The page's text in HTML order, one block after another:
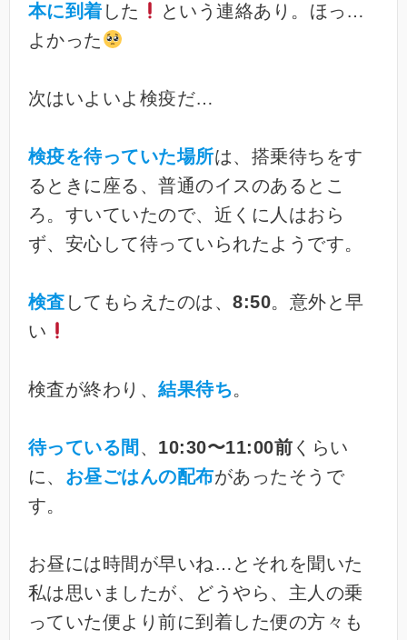
本に到着 した
という連絡あり。ほっ…
よかった
次はいよいよ検疫だ…
検疫を待っていた場所は、搭乗待ちをす
るときに座る、普通のイスのあるとこ
ろ。すいていたので、近くに人はおら
ず、安心して待っていられたようです。
検査 してもらえたのは、8:50。意外と早
い
検査が終わり、結果待ち。
待っている間 、 10:30〜11:00前 くらい
に、 お昼ごはんの配布があったそうで
す。
お昼には時間が早いね…とそれを聞いた
私は思いましたが、どうやら、主人の乗
っていた便より前に到着した便の方々も